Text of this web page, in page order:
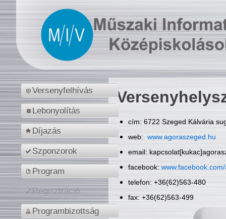
Versenyfelhívás
Lebonyolítás
Díjazás
Szponzorok
Program
Regisztráció
Programbizottság
cím: 6722 Szeged Kálvária
web: www.agoraszeged.hu
email:
facebook:
telefon: +36(62)563-480
fax: +36(62)563-499